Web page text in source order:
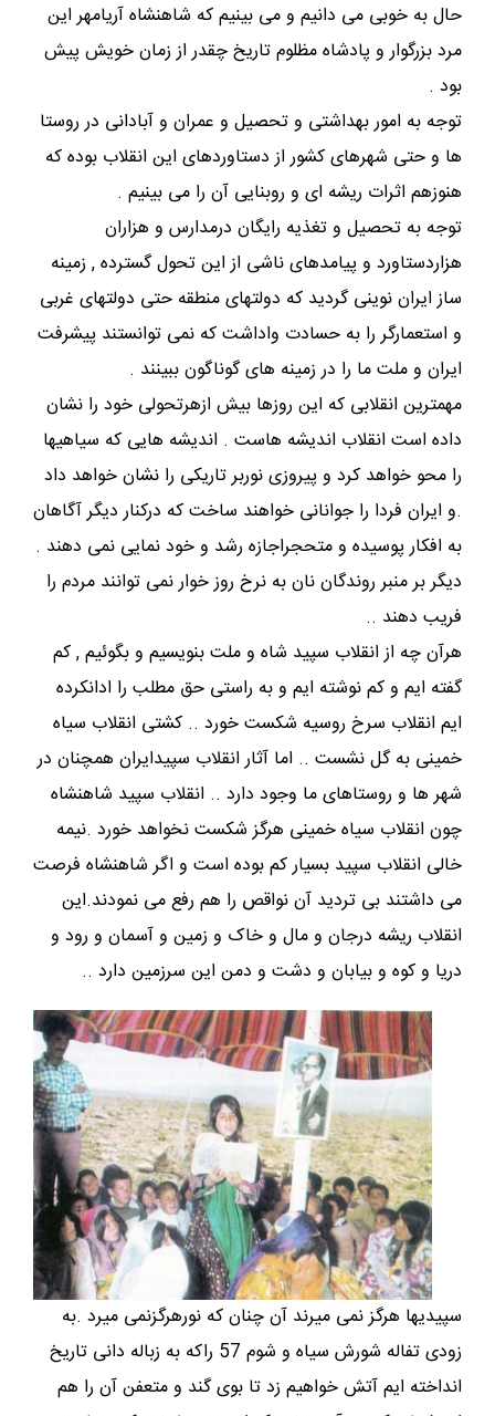
حال به خوبی می دانیم و می بینیم که شاهنشاه آریامهر این
مرد بزرگوار و پادشاه مظلوم تاریخ چقدر از زمان خویش پیش
بود .
توجه به امور بهداشتی و تحصیل و عمران و آبادانی در روستا
ها و حتی شهرهای کشور از دستاوردهای این انقلاب بوده که
هنوزهم اثرات ریشه ای و روبنایی آن را می بینیم .
توجه به تحصیل و تغذیه رایگان درمدارس و هزاران
هزاردستاورد و پیامدهای ناشی از این تحول گسترده , زمینه
ساز ایران نوینی گردید که دولتهای منطقه حتی دولتهای غربی
و استعمارگر را به حسادت واداشت که نمی توانستند پیشرفت
ایران و ملت ما را در زمینه های گوناگون ببینند .
مهمترین انقلابی که این روزها بیش ازهرتحولی خود را نشان
داده است انقلاب اندیشه هاست . اندیشه هایی که سیاهیها
را محو خواهد کرد و پیروزی نوربر تاریکی را نشان خواهد داد
.و ایران فردا را جوانانی خواهند ساخت که درکنار دیگر آگاهان
به افکار پوسیده و متحجراجازه رشد و خود نمایی نمی دهند .
دیگر بر منبر روندگان نان به نرخ روز خوار نمی توانند مردم را
فریب دهند ..
هرآن چه از انقلاب سپید شاه و ملت بنویسیم و بگوئیم , کم
گفته ایم و کم نوشته ایم و به راستی حق مطلب را ادانکرده
ایم انقلاب سرخ روسیه شکست خورد .. کشتی انقلاب سیاه
خمینی به گل نشست .. اما آثار انقلاب سپیدایران همچنان در
شهر ها و روستاهای ما وجود دارد .. انقلاب سپید شاهنشاه
چون انقلاب سیاه خمینی هرگز شکست نخواهد خورد .نیمه
خالی انقلاب سپید بسیار کم بوده است و اگر شاهنشاه فرصت
می داشتند بی تردید آن نواقص را هم رفع می نمودند.این
انقلاب ریشه درجان و مال و خاک و زمین و آسمان و رود و
دریا و کوه و بیابان و دشت و دمن این سرزمین دارد ..
سپیدیها هرگز نمی میرند آن چنان که نورهرگزنمی میرد .به
زودی تفاله شورش سیاه و شوم 57 راکه به زباله دانی تاریخ
انداخته ایم آتش خواهیم زد تا بوی گند و متعفن آن را هم